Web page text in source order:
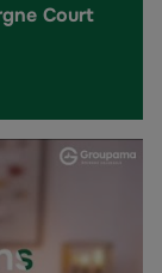
Court